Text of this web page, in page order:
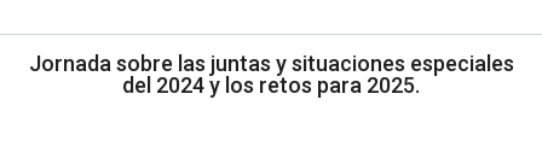
Jornada sobre las juntas y situaciones especiales
del 2024 y los retos para 2025.